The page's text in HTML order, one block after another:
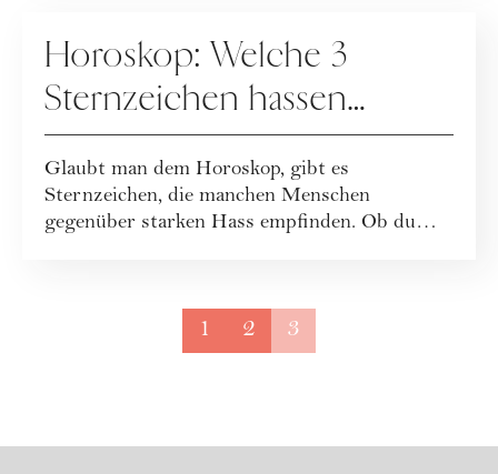
Horoskop: Welche 3
Sternzeichen hassen
andere Menschen?
Glaubt man dem Horoskop, gibt es
Sternzeichen, die manchen Menschen
gegenüber starken Hass empfinden. Ob du
1 2 3